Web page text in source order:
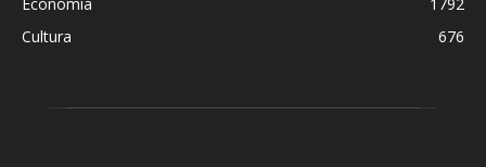
Cultura
676